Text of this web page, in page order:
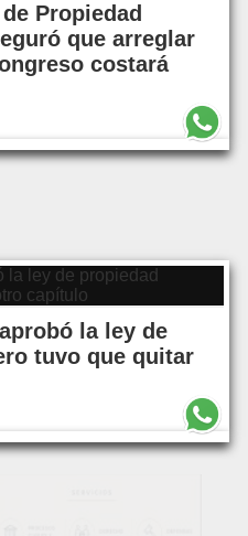
Propiedad
que arreglar
costará
la ley de
tuvo que quitar